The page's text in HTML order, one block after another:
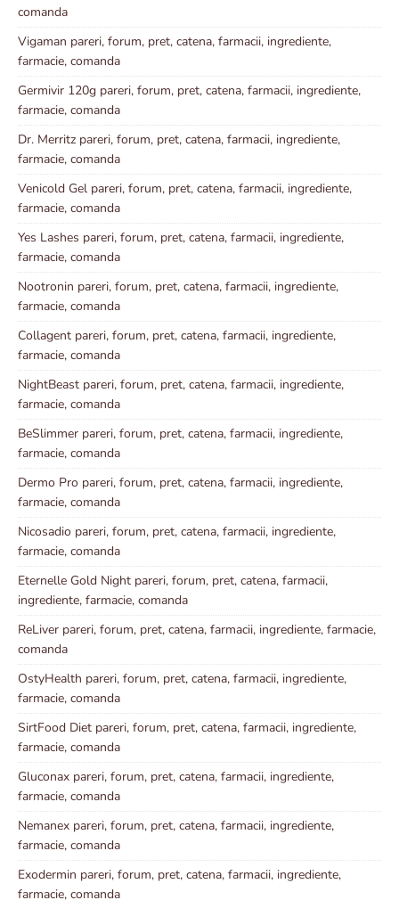
comanda
Vigaman pareri, forum, pret, catena, farmacii, ingrediente,
farmacie, comanda
Germivir 120g pareri, forum, pret, catena, farmacii, ingrediente,
farmacie, comanda
Dr. Merritz pareri, forum, pret, catena, farmacii, ingrediente,
farmacie, comanda
Venicold Gel pareri, forum, pret, catena, farmacii, ingrediente,
farmacie, comanda
Yes Lashes pareri, forum, pret, catena, farmacii, ingrediente,
farmacie, comanda
Nootronin pareri, forum, pret, catena, farmacii, ingrediente,
farmacie, comanda
Collagent pareri, forum, pret, catena, farmacii, ingrediente,
farmacie, comanda
NightBeast pareri, forum, pret, catena, farmacii, ingrediente,
farmacie, comanda
BeSlimmer pareri, forum, pret, catena, farmacii, ingrediente,
farmacie, comanda
Dermo Pro pareri, forum, pret, catena, farmacii, ingrediente,
farmacie, comanda
Nicosadio pareri, forum, pret, catena, farmacii, ingrediente,
farmacie, comanda
Eternelle Gold Night pareri, forum, pret, catena, farmacii,
ingrediente, farmacie, comanda
ReLiver pareri, forum, pret, catena, farmacii, ingrediente, farmacie,
comanda
OstyHealth pareri, forum, pret, catena, farmacii, ingrediente,
farmacie, comanda
SirtFood Diet pareri, forum, pret, catena, farmacii, ingrediente,
farmacie, comanda
Gluconax pareri, forum, pret, catena, farmacii, ingrediente,
farmacie, comanda
Nemanex pareri, forum, pret, catena, farmacii, ingrediente,
farmacie, comanda
Exodermin pareri, forum, pret, catena, farmacii, ingrediente,
farmacie, comanda